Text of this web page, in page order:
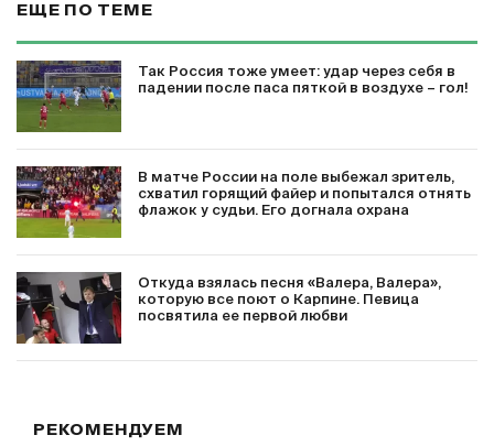
ЕЩЕ ПО ТЕМЕ
Так Россия тоже умеет: удар через себя в
падении после паса пяткой в воздухе – гол!
В матче России на поле выбежал зритель,
схватил горящий файер и попытался отнять
флажок у судьи. Его догнала охрана
Откуда взялась песня «Валера, Валера»,
которую все поют о Карпине. Певица
посвятила ее первой любви
РЕКОМЕНДУЕМ